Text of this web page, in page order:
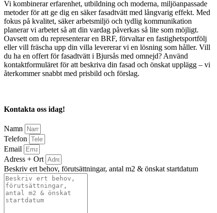
Vi kombinerar erfarenhet, utbildning och moderna, miljöanpassade
metoder för att ge dig en säker fasadtvätt med långvarig effekt. Med
fokus på kvalitet, säker arbetsmiljö och tydlig kommunikation
planerar vi arbetet så att din vardag påverkas så lite som möjligt.
Oavsett om du representerar en BRF, förvaltar en fastighetsportfölj
eller vill fräscha upp din villa levererar vi en lösning som håller. Vill
du ha en offert för fasadtvätt i Bjursås med omnejd? Använd
kontaktformuläret för att beskriva din fasad och önskat upplägg – vi
återkommer snabbt med prisbild och förslag.
Kontakta oss idag!
Namn
Telefon
Email
Adress + Ort
Beskriv ert behov, förutsättningar, antal m2 & önskat startdatum